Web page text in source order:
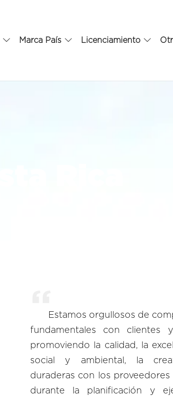
Marca País Licenciamiento
Estamos orgullosos de
fundamentales con clientes
promoviendo la calidad, la
social y ambiental, la
duraderas con los
durante la planificación y